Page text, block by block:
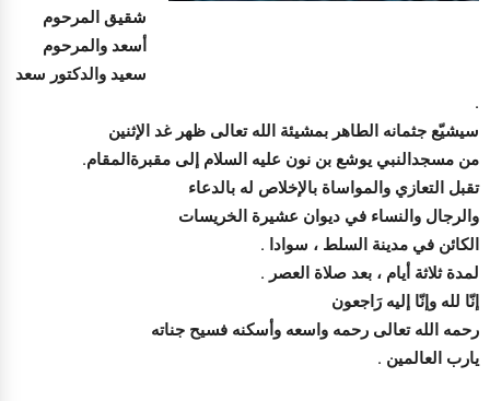
شقيق المرحوم
أسعد والمرحوم
سعيد والدكتور سعد
.
سيشيّع جثمانه الطاهر بمشيئة الله تعالى ظهر غد الإثنين
من مسجدالنبي يوشع بن نون عليه السلام إلى مقبرةالمقام.
تقبل التعازي والمواساة بالإخلاص له بالدعاء
والرجال والنساء في ديوان عشيرة الخريسات
الكائن في مدينة السلط ، سوادا .
لمدة ثلاثة أيام ، بعد صلاة العصر .
إنّا لله وإنّا إليه رَاجعون
رحمه الله تعالى رحمه واسعه وأسكنه فسيح جناته
يارب العالمين .